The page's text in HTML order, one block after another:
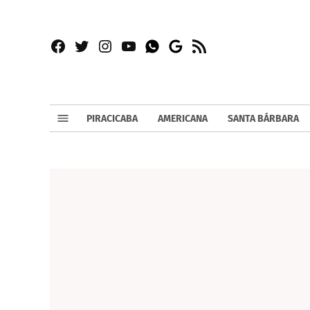
Facebook
TwitterInstagram
YouTubeWhatsapp
Google
RSS
PIRACICABA AMERICANA SANTA BÁRBARA